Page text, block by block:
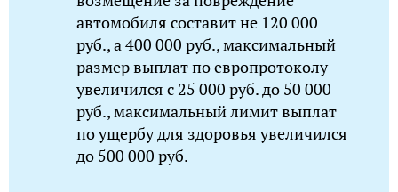
автомобиля составит не 120 000
руб., а 400 000 руб., максимальный
размер выплат по европротоколу
увеличился с 25 000 руб. до 50 000
руб., максимальный лимит выплат
по ущербу для здоровья увеличился
до 500 000 руб.